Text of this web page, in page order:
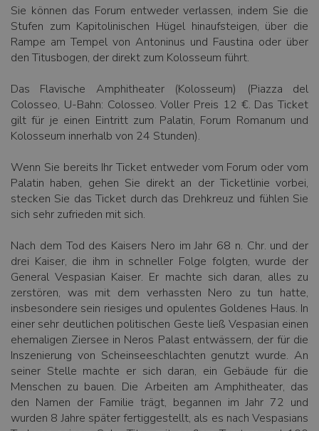
Sie können das Forum entweder verlassen, indem Sie die
Stufen zum Kapitolinischen Hügel hinaufsteigen, über die
Rampe am Tempel von Antoninus und Faustina oder über
den Titusbogen, der direkt zum Kolosseum führt.
Das Flavische Amphitheater (Kolosseum) (Piazza del
Colosseo, U-Bahn: Colosseo. Voller Preis 12 €. Das Ticket
gilt für je einen Eintritt zum Palatin, Forum Romanum und
Kolosseum innerhalb von 24 Stunden).
Wenn Sie bereits Ihr Ticket entweder vom Forum oder vom
Palatin haben, gehen Sie direkt an der Ticketlinie vorbei,
stecken Sie das Ticket durch das Drehkreuz und fühlen Sie
sich sehr zufrieden mit sich.
Nach dem Tod des Kaisers Nero im Jahr 68 n. Chr. und der
drei Kaiser, die ihm in schneller Folge folgten, wurde der
General Vespasian Kaiser. Er machte sich daran, alles zu
zerstören, was mit dem verhassten Nero zu tun hatte,
insbesondere sein riesiges und opulentes Goldenes Haus. In
einer sehr deutlichen politischen Geste ließ Vespasian einen
ehemaligen Ziersee in Neros Palast entwässern, der für die
Inszenierung von Scheinseeschlachten genutzt wurde. An
seiner Stelle machte er sich daran, ein Gebäude für die
Menschen zu bauen. Die Arbeiten am Amphitheater, das
den Namen der Familie trägt, begannen im Jahr 72 und
wurden 8 Jahre später fertiggestellt, als es nach Vespasians